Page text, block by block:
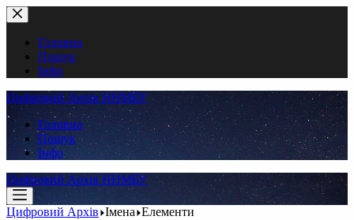
Перейти
до
вмістуГоловна
Пошук
Інфо
Цифровий Архів ННМБУ
Головна
Пошук
Інфо
Цифровий Архів ННМБУ
Цифровий Архів Імена Елементи